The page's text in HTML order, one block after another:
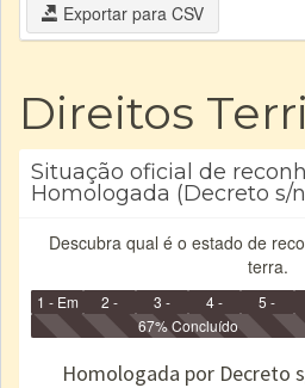
Exportar para CSV
Direitos
Situação oficial de
Homologada (Decreto s/n
Descubra qual é o estado de
terra.
1 - Em
Identificação
2 -
Identificada
3 -
Declarada
4 -
Reservada
5 -
67% Concluído
Homologada por Decreto